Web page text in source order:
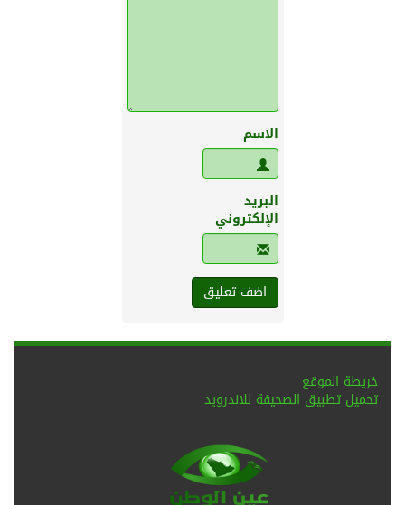
الاسم
البريد
الإلكتروني
خريطة الموقع
تحميل تطبيق الصحيفة للاندرويد